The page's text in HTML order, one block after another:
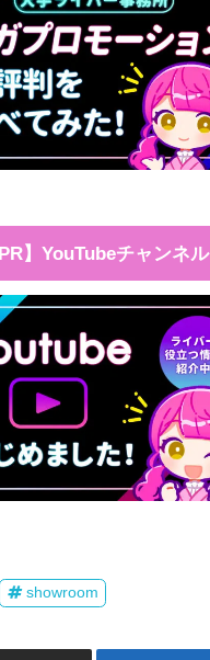
PR】YouTubeチャンネル
showroom